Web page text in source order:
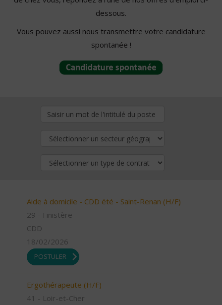
dessous.
Vous pouvez aussi nous transmettre votre candidature
spontanée !
Aide à domicile - CDD été - Saint-Renan (H/F)
29 - Finistère
CDD
18/02/2026
POSTULER
Ergothérapeute (H/F)
41 - Loir-et-Cher